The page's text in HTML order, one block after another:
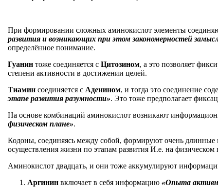
При формировании сложных аминокислот элементы
развития и возникающих при этом закономерностей
определённое понимание.
Гуанин тоже соединяется с Цитозином, а это позволяет
степени активности в достижении целей.
Тиамин соединяется с Аденином, и тогда это соединение
этапе развития разумности». Это тоже предполагает
На основе комбинаций аминокислот возникают
физическом плане».
Кодоны, соединяясь между собой, формируют очень
осуществления жизни по этапам развития И.е. на физическом
Аминокислот двадцать, и они тоже аккумулируют
Аргинин включает в себя информацию «Опыта